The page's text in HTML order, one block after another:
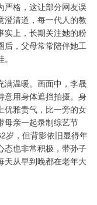
严格，这让部分网友误
澄清道，每一代人的教
实上，长期关注她的粉
后，父母常常陪伴她工
满温暖。画面中，李晟
意用身体遮挡拍摄。身
优雅贵气，比一旁的女
母亲一起录制综艺节
岁，但背影依旧显得年
态也非常积极，带孙子
天从早到晚都在老年大